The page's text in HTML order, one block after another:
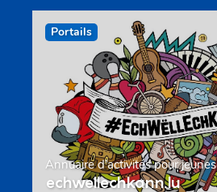
Portails
Annuaire d’activités pour jeunes
echwellechkann.lu